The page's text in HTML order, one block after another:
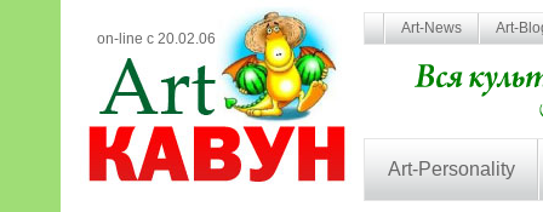
on-line с 20.02.06
Art-News Art-
Art-Personality